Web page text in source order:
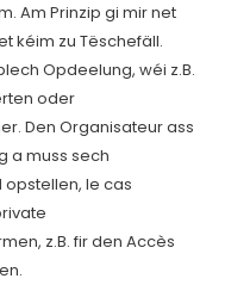
Am Prinzip gi mir net
kéim zu Tëschefäll.
Opdeelung, wéi z.B.
oder
Den Organisateur ass
a muss sech
le cas
z.B. fir den Accès